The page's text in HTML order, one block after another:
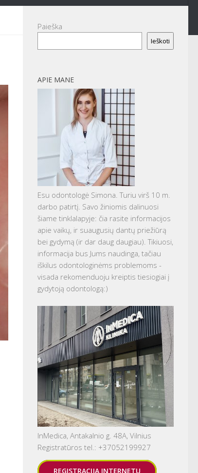
Paieška
Ieškoti
APIE MANE
Esu odontologė Simona. Turiu virš 10 m.
darbo patirtį. Savo žiniomis dalinuosi
šiame tinklalapyje: čia rasite informacijos
apie vaikų, ir suaugusių dantų priežiūrą
bei gydymą (ir dar daug daugiau). Tikiuosi,
informacija bus Jums naudinga, tačiau
iškilus odontologinėms problemoms -
visada rekomenduoju kreiptis tiesiogiai į
gydytoją odontologą:)
InMedica, Antakalnio g. 48A, Vilnius
Registratūros tel.: +37052199927
REGISTRACIJA INTERNETU